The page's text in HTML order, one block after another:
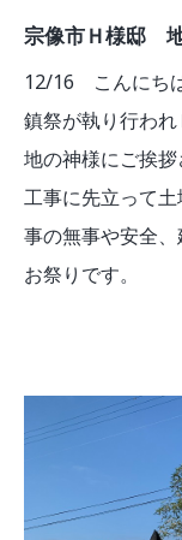
宗像市Ｈ様邸
12/16 こんにち
鎮祭が執り行わ
地の神様にご挨
工事に先立って
事の無事や安全
お祭りです。